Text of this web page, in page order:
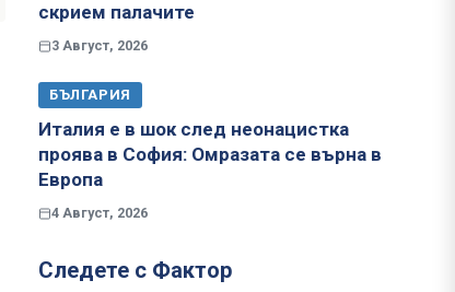
скрием палачите
3 Август, 2026
БЪЛГАРИЯ
Италия е в шок след неонацистка
проява в София: Омразата се върна в
Европа
4 Август, 2026
Следете с Фактор